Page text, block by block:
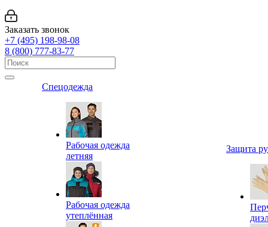
Заказать звонок
+7 (495) 198-98-08
8 (800) 777-83-77
Спецодежда
Рабочая одежда
летняя
Рабочая одежда
утеплённая
Защита